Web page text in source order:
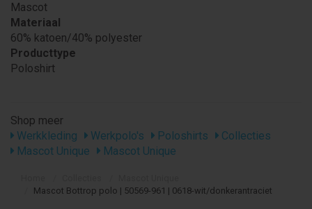
Mascot
Materiaal
60% katoen/40% polyester
Producttype
Poloshirt
Shop meer
Werkkleding
Werkpolo's Poloshirts
Collecties
Mascot Unique
Mascot Unique
Mascot Bottrop polo | 50569-961 | 0618-wit/donkerantraciet